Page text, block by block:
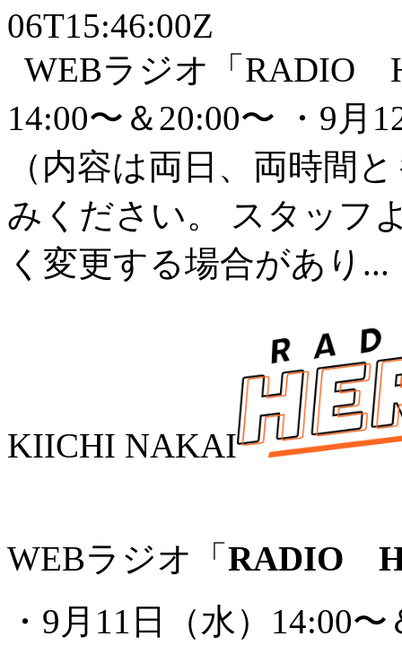
06T15:46:00Z
WEBラジオ「RADIO
14:00〜＆20:00〜 ・9月
（内容は両日、両時間
みください。 スタッフ
く変更する場合があり...
KIICHI NAKAI
WEBラジオ「 RADIO
・9月11日（水）14:00〜